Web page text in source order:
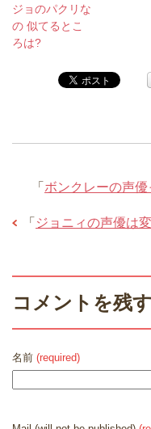
ジョのパクリな
の 似てるとこ
ろは?
「 ボンクレーの声
「 ジョニィの声優は
コメントを残す
名前 (required)